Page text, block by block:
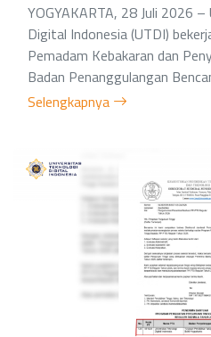
YOGYAKARTA, 28 Juli 2026
Digital Indonesia (UTDI)
Pemadam Kebakaran dan
Badan Penanggulangan
Selengkapnya